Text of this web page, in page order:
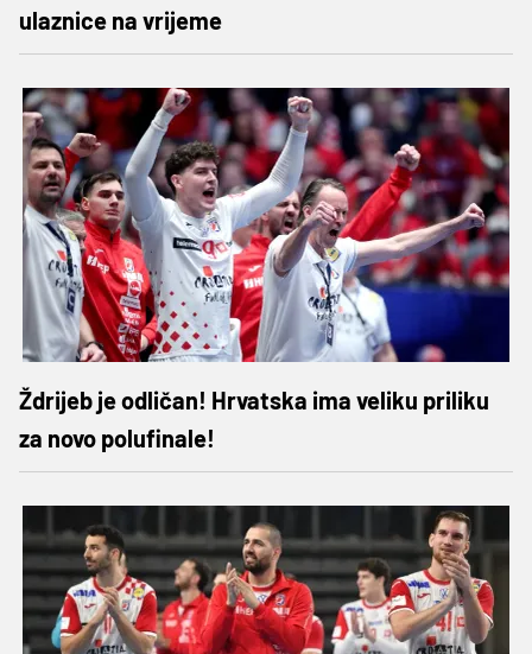
ulaznice na vrijeme
Ždrijeb je odličan! Hrvatska ima veliku priliku
za novo polufinale!